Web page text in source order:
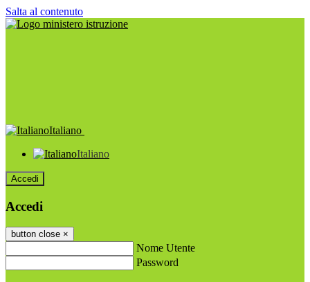
Salta al contenuto
Italiano
Italiano
Accedi
Accedi
button close ×
Nome Utente
Password